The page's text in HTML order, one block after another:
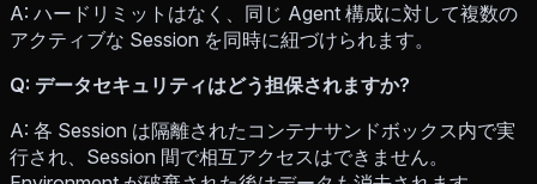
A: ハードリミットはなく、同じ Agent 構成に対して複数の
アクティブな Session を同時に紐づけられます。
Q: データセキュリティはどう担保されますか?
A: 各 Session は隔離されたコンテナサンドボックス内で実
行され、Session 間で相互アクセスはできません。